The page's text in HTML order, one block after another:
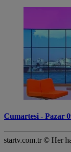
Cumartesi - Pazar
startv.com.tr © Her